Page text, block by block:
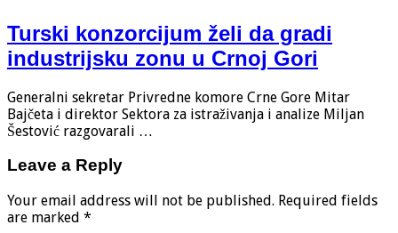
Turski konzorcijum želi da gradi
industrijsku zonu u Crnoj Gori
Generalni sekretar Privredne komore Crne Gore Mitar
Bajčeta i direktor Sektora za istraživanja i analize Miljan
Šestović razgovarali …
Leave a Reply
Your email address will not be published. Required fields
are marked *